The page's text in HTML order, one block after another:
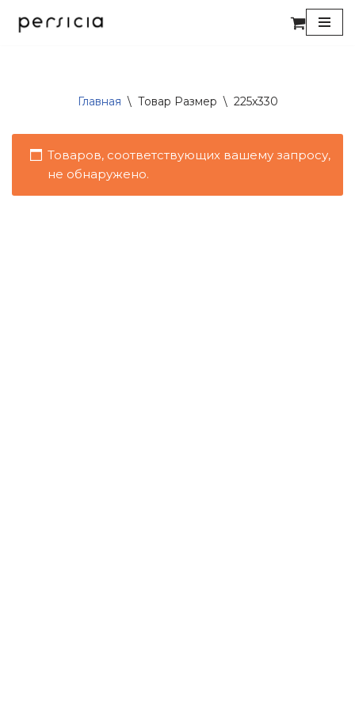
Главная \ Товар Размер \ 225x330
Товаров, соответствующих вашему запросу,
не обнаружено.